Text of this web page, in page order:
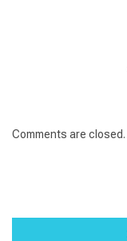
Comments are closed.